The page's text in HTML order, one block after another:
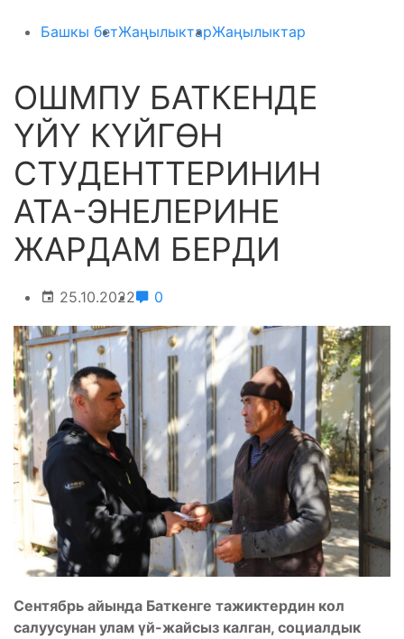
Башкы бетЖаңылыктарЖаңылыктар
ОШМПУ БАТКЕНДЕ
ҮЙҮ КҮЙГӨН
СТУДЕНТТЕРИНИН
АТА-ЭНЕЛЕРИНЕ
ЖАРДАМ БЕРДИ
25.10.2022 0
Сентябрь айында Баткенге тажиктердин кол
салуусунан улам үй-жайсыз калган, социалдык